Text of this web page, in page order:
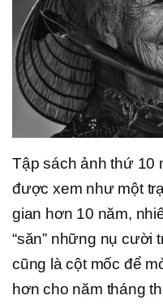
Tập sách ảnh thứ 10
được xem như một
gian hơn 10 năm,
“săn” những nụ cười
cũng là cột mốc để
hơn cho năm tháng